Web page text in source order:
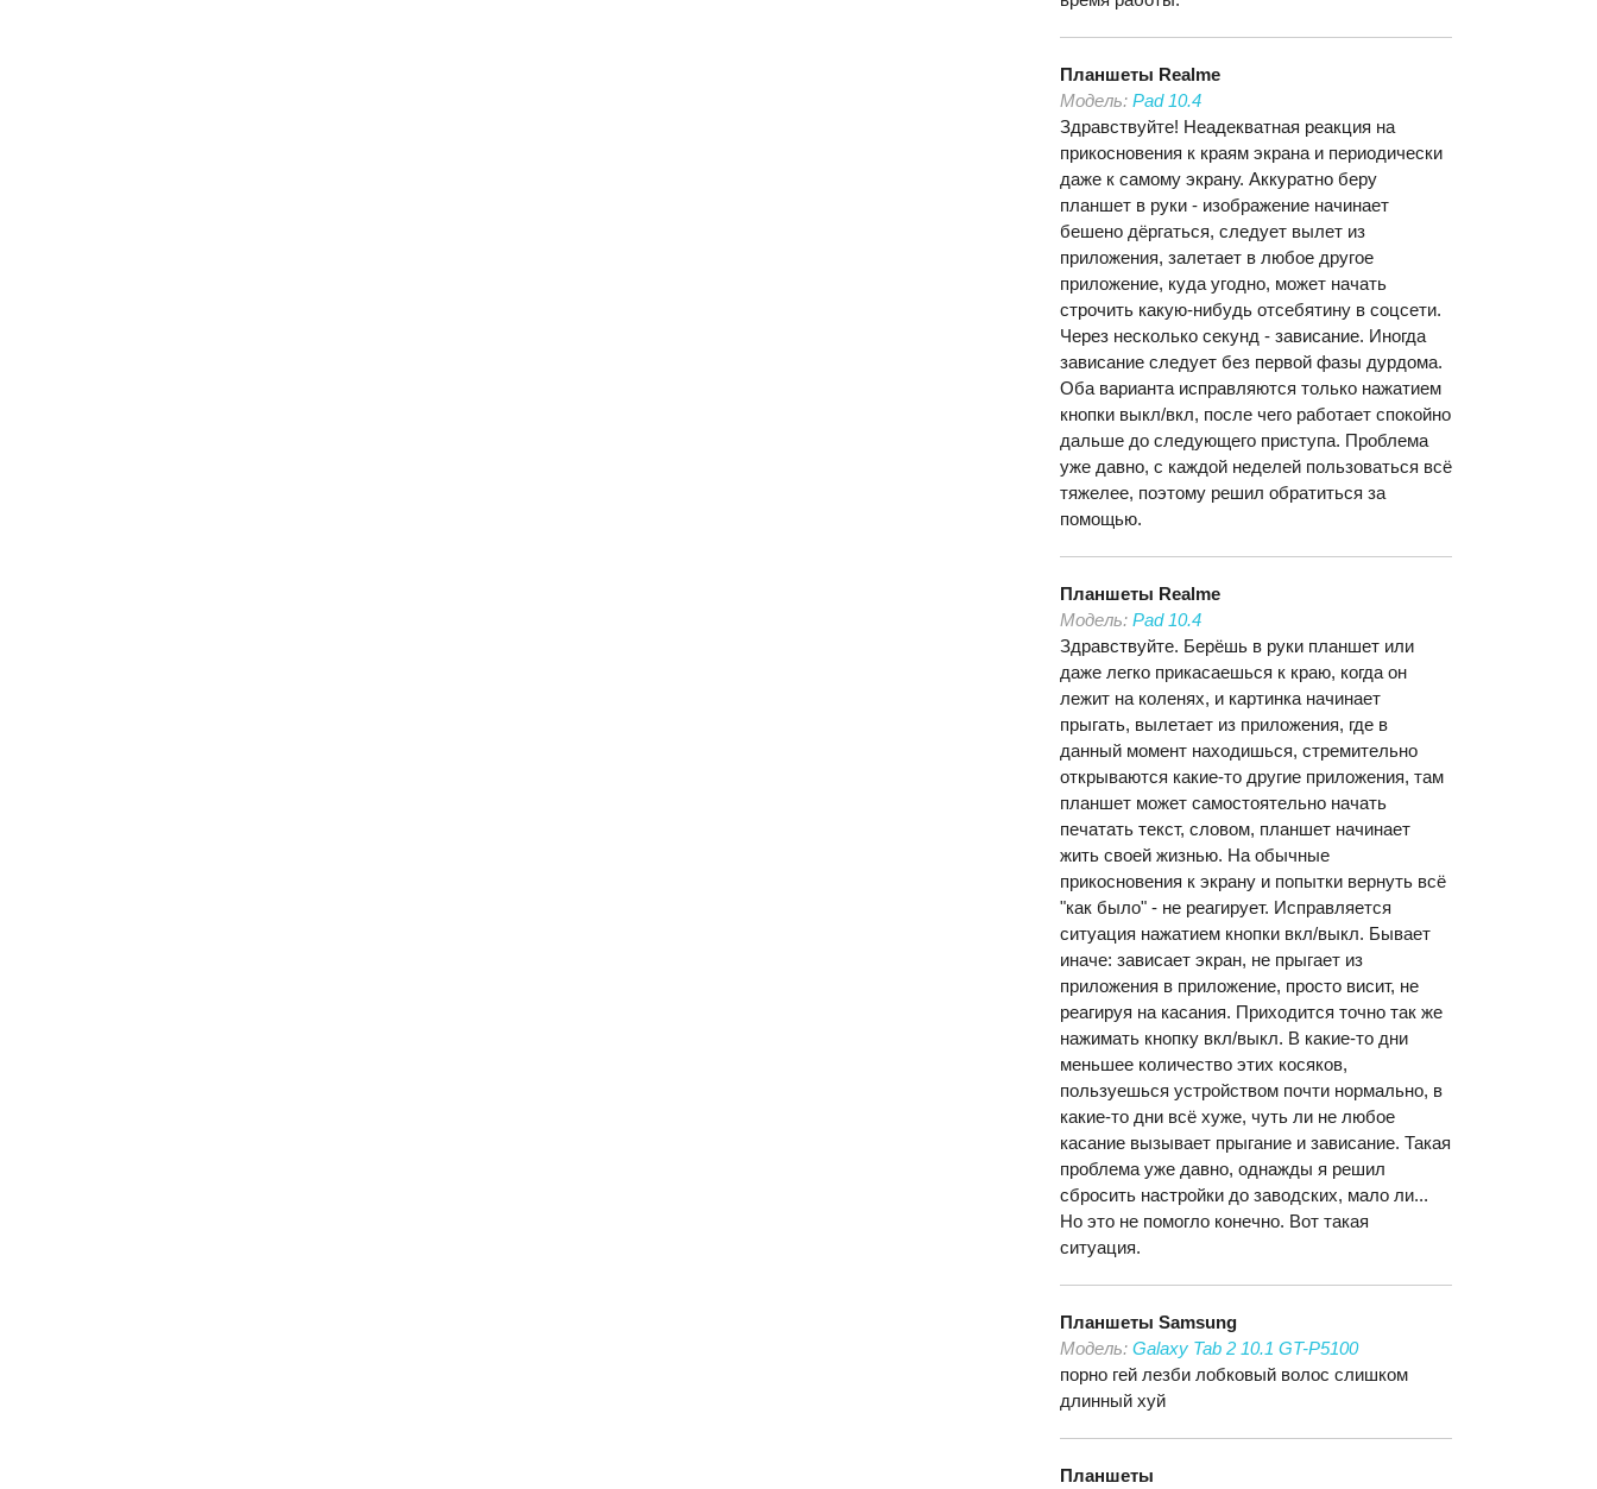
Планшеты Realme
Модель: Pad 10.4
Здравствуйте! Неадекватная реакция на
прикосновения к краям экрана и периодически
даже к самому экрану. Аккуратно беру
планшет в руки - изображение начинает
бешено дёргаться, следует вылет из
приложения, залетает в любое другое
приложение, куда угодно, может начать
строчить какую-нибудь отсебятину в соцсети.
Через несколько секунд - зависание. Иногда
зависание следует без первой фазы дурдома.
Оба варианта исправляются только нажатием
кнопки выкл/вкл, после чего работает спокойно
дальше до следующего приступа. Проблема
уже давно, с каждой неделей пользоваться всё
тяжелее, поэтому решил обратиться за
помощью.
Планшеты Realme
Модель: Pad 10.4
Здравствуйте. Берёшь в руки планшет или
даже легко прикасаешься к краю, когда он
лежит на коленях, и картинка начинает
прыгать, вылетает из приложения, где в
данный момент находишься, стремительно
открываются какие-то другие приложения, там
планшет может самостоятельно начать
печатать текст, словом, планшет начинает
жить своей жизнью. На обычные
прикосновения к экрану и попытки вернуть всё
"как было" - не реагирует. Исправляется
ситуация нажатием кнопки вкл/выкл. Бывает
иначе: зависает экран, не прыгает из
приложения в приложение, просто висит, не
реагируя на касания. Приходится точно так же
нажимать кнопку вкл/выкл. В какие-то дни
меньшее количество этих косяков,
пользуешься устройством почти нормально, в
какие-то дни всё хуже, чуть ли не любое
касание вызывает прыгание и зависание. Такая
проблема уже давно, однажды я решил
сбросить настройки до заводских, мало ли...
Но это не помогло конечно. Вот такая
ситуация.
Планшеты Samsung
Модель: Galaxy Tab 2 10.1 GT-P5100
порно гей лезби лобковый волос слишком
длинный хуй
Планшеты